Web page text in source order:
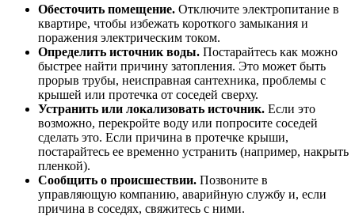
Обесточить помещение. Отключите электропитание в
квартире, чтобы избежать короткого замыкания и
поражения электрическим током.
Определить источник воды. Постарайтесь как можно
быстрее найти причину затопления. Это может быть
прорыв трубы, неисправная сантехника, проблемы с
крышей или протечка от соседей сверху.
Устранить или локализовать источник. Если это
возможно, перекройте воду или попросите соседей
сделать это. Если причина в протечке крыши,
постарайтесь ее временно устранить (например, накрыть
пленкой).
Сообщить о происшествии. Позвоните в
управляющую компанию, аварийную службу и, если
причина в соседях, свяжитесь с ними.